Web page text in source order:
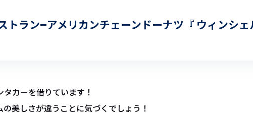
トラン–アメリカンチェーンドーナツ『 ウィンシェ
カーを借りています！
美しさが違うことに気づくでしょう！